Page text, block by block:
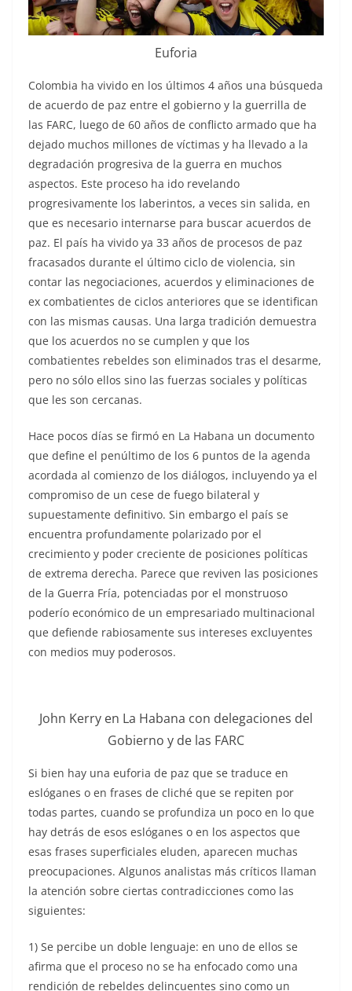
Euforia
Colombia ha vivido en los últimos 4 años una búsqueda
de acuerdo de paz entre el gobierno y la guerrilla de
las FARC, luego de 60 años de conflicto armado que ha
dejado muchos millones de víctimas y ha llevado a la
degradación progresiva de la guerra en muchos
aspectos. Este proceso ha ido revelando
progresivamente los laberintos, a veces sin salida, en
que es necesario internarse para buscar acuerdos de
paz. El país ha vivido ya 33 años de procesos de paz
fracasados durante el último ciclo de violencia, sin
contar las negociaciones, acuerdos y eliminaciones de
ex combatientes de ciclos anteriores que se identifican
con las mismas causas. Una larga tradición demuestra
que los acuerdos no se cumplen y que los
combatientes rebeldes son eliminados tras el desarme,
pero no sólo ellos sino las fuerzas sociales y políticas
que les son cercanas.
Hace pocos días se firmó en La Habana un documento
que define el penúltimo de los 6 puntos de la agenda
acordada al comienzo de los diálogos, incluyendo ya el
compromiso de un cese de fuego bilateral y
supuestamente definitivo. Sin embargo el país se
encuentra profundamente polarizado por el
crecimiento y poder creciente de posiciones políticas
de extrema derecha. Parece que reviven las posiciones
de la Guerra Fría, potenciadas por el monstruoso
poderío económico de un empresariado multinacional
que defiende rabiosamente sus intereses excluyentes
con medios muy poderosos.
John Kerry en La Habana con delegaciones del
Gobierno y de las FARC
Si bien hay una euforia de paz que se traduce en
eslóganes o en frases de cliché que se repiten por
todas partes, cuando se profundiza un poco en lo que
hay detrás de esos eslóganes o en los aspectos que
esas frases superficiales eluden, aparecen muchas
preocupaciones. Algunos analistas más críticos llaman
la atención sobre ciertas contradicciones como las
siguientes:
1) Se percibe un doble lenguaje: en uno de ellos se
afirma que el proceso no se ha enfocado como una
rendición de rebeldes delincuentes sino como un